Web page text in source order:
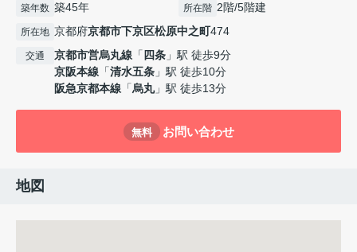
築年数 築45年 所在階 2階/5階建
所在地 京都府京都市下京区松原中之町474
交通 京都市営烏丸線 「 四条 」駅 徒歩9分
京阪本線 「清水五条 」駅 徒歩10分
阪急京都本線 「烏丸」駅 徒歩13分
無料 お問い合わせ
地図